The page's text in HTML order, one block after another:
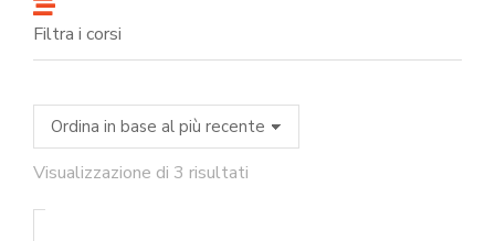
Filtra i corsi
Visualizzazione di 3 risultati